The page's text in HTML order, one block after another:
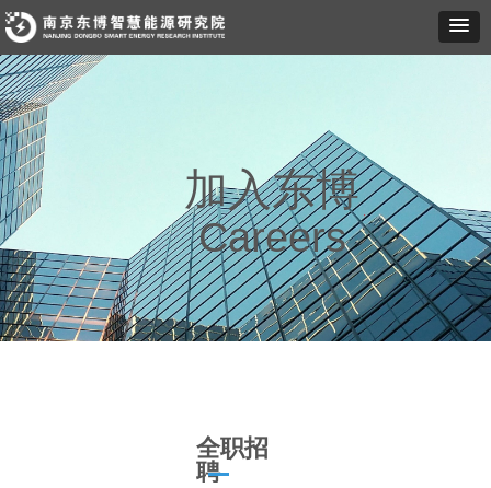
全职招
聘
加入东博
Careers